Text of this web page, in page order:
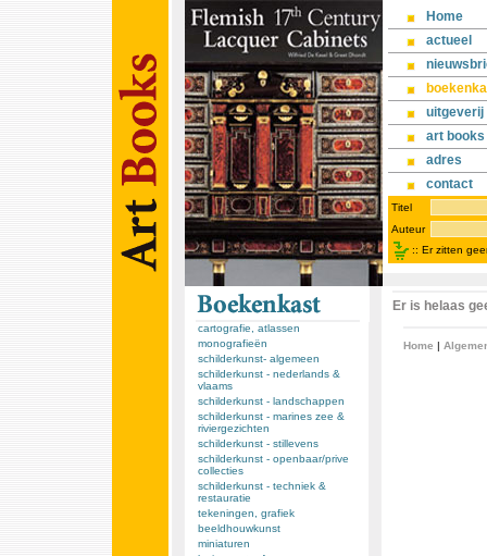
Home
actueel
uitgeverij
art books
adres
contact
Titel
Auteur
:: Er zitten
cartografie, atlassen
monografieën
schilderkunst- algemeen
schilderkunst - nederlands &
vlaams
schilderkunst - landschappen
schilderkunst - marines zee &
riviergezichten
schilderkunst - stillevens
schilderkunst - openbaar/prive
collecties
schilderkunst - techniek &
restauratie
tekeningen, grafiek
beeldhouwkunst
miniaturen
Er is helaas
Home |